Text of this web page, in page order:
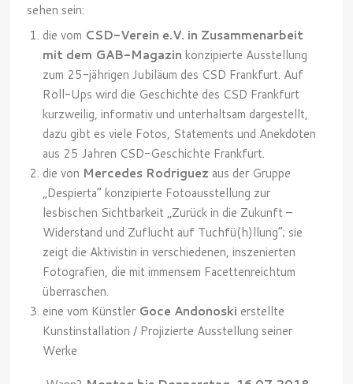
sehen sein:
die vom CSD-Verein e.V. in Zusammenarbeit
mit dem GAB-Magazin konzipierte Ausstellung
zum 25-jährigen Jubiläum des CSD Frankfurt. Auf
Roll-Ups wird die Geschichte des CSD Frankfurt
kurzweilig, informativ und unterhaltsam dargestellt,
dazu gibt es viele Fotos, Statements und Anekdoten
aus 25 Jahren CSD-Geschichte Frankfurt.
die von Mercedes Rodriguez aus der Gruppe
„Despierta“ konzipierte Fotoausstellung zur
lesbischen Sichtbarkeit „Zurück in die Zukunft –
Widerstand und Zuflucht auf Tuchfü(h)llung“; sie
zeigt die Aktivistin in verschiedenen, inszenierten
Fotografien, die mit immensem Facettenreichtum
überraschen.
eine vom Künstler Goce Andonoski erstellte
Kunstinstallation / Projizierte Ausstellung seiner
Werke